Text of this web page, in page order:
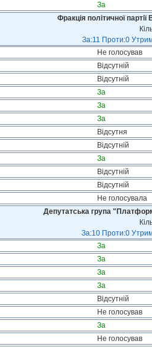
За
Фракція політичної
За:11 Проти:0
Не голосував
Відсутній
Відсутній
За
За
За
Відсутня
Відсутній
За
Відсутній
Відсутній
Не голосувала
Депутатська група
За:10 Проти:0
За
За
За
За
Відсутній
Не голосував
За
Не голосував